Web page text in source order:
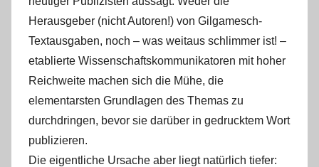
Herausgeber (nicht Autoren!) von Gilgamesch-
Textausgaben, noch ‒ was weitaus schlimmer ist! ‒
etablierte Wissenschaftskommunikatoren mit hoher
Reichweite machen sich die Mühe, die
elementarsten Grundlagen des Themas zu
durchdringen, bevor sie darüber in gedrucktem Wort
publizieren.
Die eigentliche Ursache aber liegt natürlich tiefer: